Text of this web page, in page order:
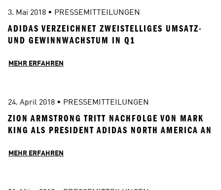
3. Mai 2018 • PRESSEMITTEILUNGEN
ADIDAS VERZEICHNET ZWEISTELLIGES UMSATZ-
UND GEWINNWACHSTUM IN Q1
MEHR ERFAHREN
24. April 2018 • PRESSEMITTEILUNGEN
ZION ARMSTRONG TRITT NACHFOLGE VON MARK
KING ALS PRESIDENT ADIDAS NORTH AMERICA AN
MEHR ERFAHREN